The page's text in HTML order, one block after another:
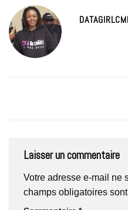
Laisser un commentaire
Votre adresse e-mail ne
champs obligatoires